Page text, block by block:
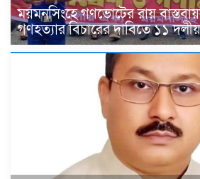
ময়মনসিংহে গণভোটের রায়
গণহত্যার বিচারের দাবিতে ১১